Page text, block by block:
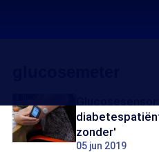
zonder'
05 jun 2019